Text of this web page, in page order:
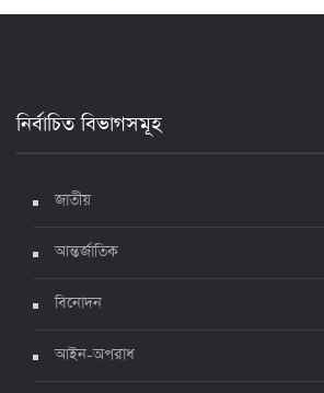
নির্বাচিত বিভাগসমূহ
জাতীয়
আন্তর্জাতিক
বিনোদন
আইন-অপরাধ